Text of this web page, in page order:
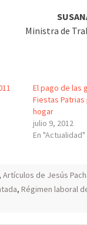
Ministra de
El pago de las
Fiestas
hogar
julio 9, 2012
En "Actualidad"
, Artículos de Jesús
, Régimen laboral